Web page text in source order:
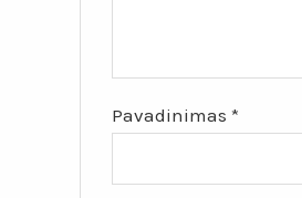
Pavadinimas*